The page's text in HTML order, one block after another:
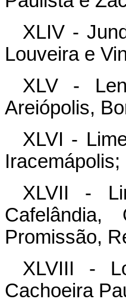
XLIV -
Louveira e
XLV -
Areiópolis,
XLVI -
Iracemápolis;
XLVII -
Cafelândia,
Promissão,
XLVIII -
Cachoeira